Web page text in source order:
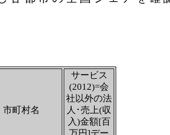
市町村名
サービス
(2012)=会
社以外の法
人･売上(収
入)金額[百